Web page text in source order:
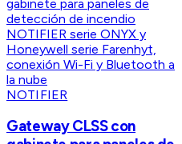
NOTIFIER
Gateway CLSS con